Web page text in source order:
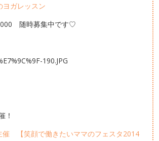
ヨガレッスン
随時募集中です♡
！
【笑顔で働きたいママのフェスタ2014